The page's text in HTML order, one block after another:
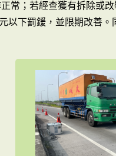
常；若經查獲有拆除或
以下罰鍰，並限期改善。